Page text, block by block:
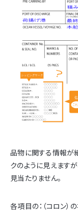
品物に関する情報が
クのように見えます
見当たりません。
各項目の：（コロン